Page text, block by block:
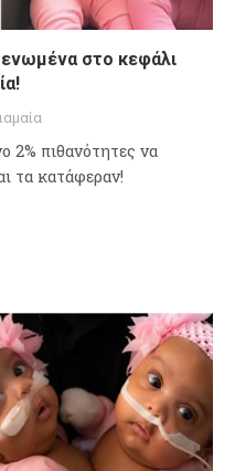
ενωμένα στo κεφάλι
2% πιθανότητες να
τα κατάφεραν!